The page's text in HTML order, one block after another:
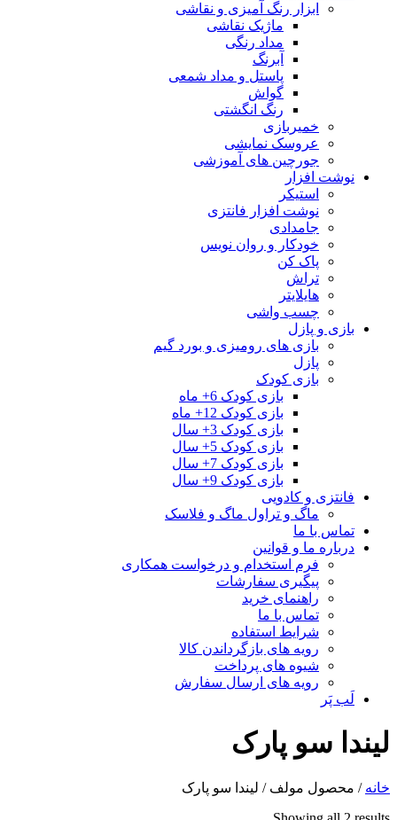
ابزار رنگ آمیزی و نقاشی
ماژیک نقاشی
مداد رنگی
آبرنگ
پاستل و مداد شمعی
گواش
رنگ انگشتی
خمیربازی
عروسک نمایشی
جورچین های آموزشی
نوشت افزار
استیکر
نوشت افزار فانتزی
جامدادی
خودکار و روان نویس
پاک کن
تراش
هایلایتر
چسب واشی
بازی و پازل
بازی های رومیزی و بورد گیم
پازل
بازی کودک
بازی کودک 6+ ماه
بازی کودک 12+ ماه
بازی کودک 3+ سال
بازی کودک 5+ سال
بازی کودک 7+ سال
بازی کودک 9+ سال
فانتزی و کادویی
ماگ و تراول ماگ و فلاسک
تماس با ما
درباره ما و قوانین
فرم استخدام و درخواست همکاری
پیگیری سفارشات
راهنمای خرید
تماس با ما
شرایط استفاده
رویه های بازگرداندن کالا
شیوه های پرداخت
رویه های ارسال سفارش
لَب پَر
لیندا سو پارک
خانه / محصول مولف / لیندا سو پارک